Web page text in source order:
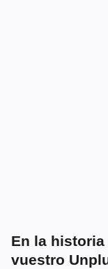
En la historia
vuestro